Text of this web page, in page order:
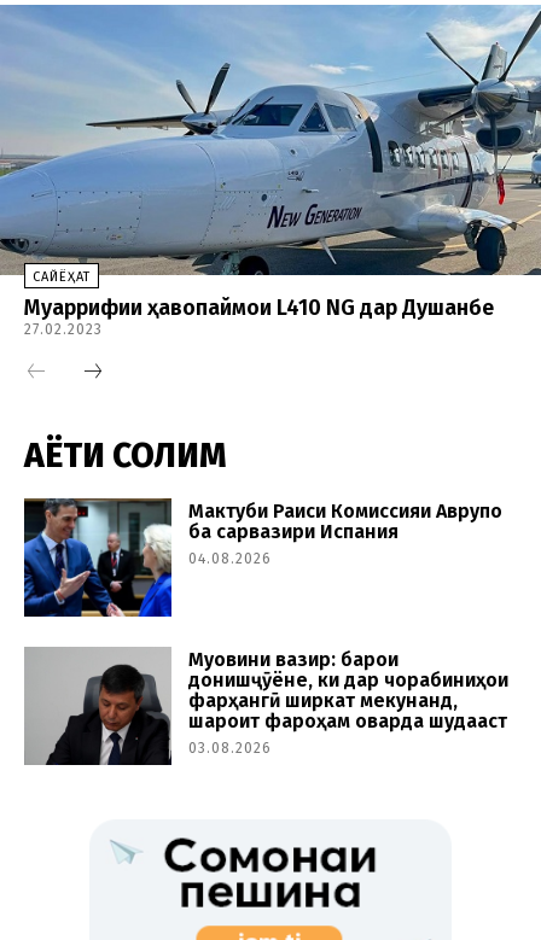
CАЙЁҲАТ
Муаррифии ҳавопаймои L410 NG дар Душанбе
27.02.2023
ҲАЁТИ СОЛИМ
Мактуби Раиси Комиссияи Аврупо
ба сарвазири Испания
04.08.2026
Муовини вазир: барои
донишҷӯёне, ки дар чорабиниҳои
фарҳангӣ ширкат мекунанд,
шароит фароҳам оварда шудааст
03.08.2026